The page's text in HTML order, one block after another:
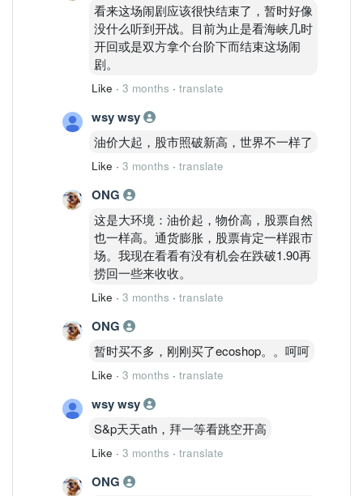
看来这场闹剧应该很快结束了，暂时好像
没什么听到开战。目前为止是看海峡几时
开回或是双方拿个台阶下而结束这场闹
剧。
Like · 3 months · translate
wsy wsy
油价大起，股市照破新高，世界不一样了
Like · 3 months · translate
ONG
这是大环境：油价起，物价高，股票自然
也一样高。通货膨胀，股票肯定一样跟市
场。我现在看看有没有机会在跌破1.90再
捞回一些来收收。
Like · 3 months · translate
ONG
暂时买不多，刚刚买了ecoshop。。呵呵
Like · 3 months · translate
wsy wsy
S&p天天ath，拜一等看跳空开高
Like · 3 months · translate
ONG